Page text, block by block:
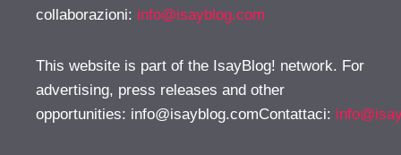
collaborazioni: info@isayblog.com
This website is part of the IsayBlog! network. For
advertising, press releases and other
opportunities: info@isayblog.comContattaci: